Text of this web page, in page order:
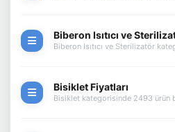
Biberon Isıtıcı ve
Biberon Isıtıcı ve Sterilizatör
Bisiklet Fiyatları
Bisiklet kategorisinde 2493 ürün